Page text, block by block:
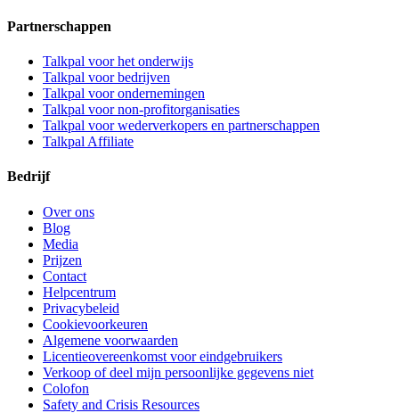
Partnerschappen
Talkpal voor het onderwijs
Talkpal voor bedrijven
Talkpal voor ondernemingen
Talkpal voor non-profitorganisaties
Talkpal voor wederverkopers en partnerschappen
Talkpal Affiliate
Bedrijf
Over ons
Blog
Media
Prijzen
Contact
Helpcentrum
Privacybeleid
Cookievoorkeuren
Algemene voorwaarden
Licentieovereenkomst voor eindgebruikers
Verkoop of deel mijn persoonlijke gegevens niet
Colofon
Safety and Crisis Resources